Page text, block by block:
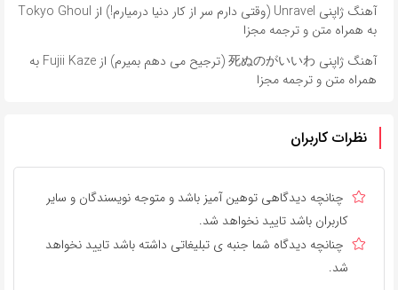
آهنگ ژاپنی Unravel (وقتی دارم سر از کار دنیا درمیارم!) از Tokyo Ghoul
به همراه متن و ترجمه مجزا
آهنگ ژاپنی 死ぬのがいいわ (ترجیح می دهم بمیرم) از Fujii Kaze به
همراه متن و ترجمه مجزا
نظرات کاربران
چنانچه دیدگاهی توهین آمیز باشد و متوجه نویسندگان و سایر
کاربران باشد تایید نخواهد شد.
چنانچه دیدگاه شما جنبه ی تبلیغاتی داشته باشد تایید نخواهد
شد.